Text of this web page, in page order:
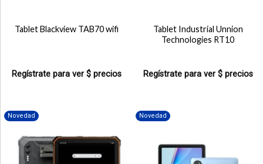
Tablet Blackview TAB70 wifi
Regístrate para ver $ precios
Tablet Industrial Unnion
Technologies RT10
Regístrate para ver $ precios
Novedad Novedad